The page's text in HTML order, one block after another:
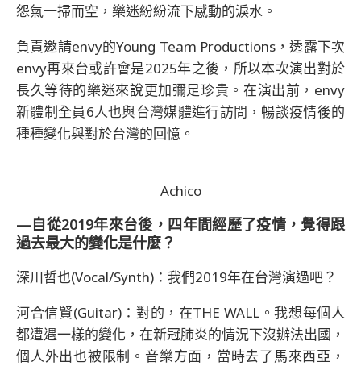
怨氣一掃而空，樂迷紛紛流下感動的淚水。
負責邀請envy的Young Team Productions，透露下次
envy再來台或許會是2025年之後，所以本次演出對於
長久等待的樂迷來說更加彌足珍貴。在演出前，envy
新體制全員6人也與台灣媒體進行訪問，暢談疫情後的
種種變化與對於台灣的回憶。
Achico
—自從2019年來台後，四年間經歷了疫情，覺得跟
過去最大的變化是什麼？
深川哲也(Vocal/Synth)：我們2019年在台灣演過吧？
河合信賢(Guitar)：對的，在THE WALL。我想每個人
都遭遇一樣的變化，在新冠肺炎的情況下沒辦法出國，
個人外出也被限制。音樂方面，當時去了馬來西亞，